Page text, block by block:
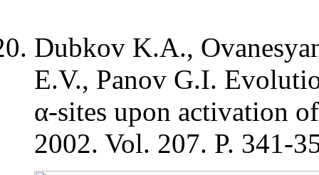
Dubkov K.A.,
E.V., Panov G.I.
α-sites upon activation
2002. Vol. 207. P. 341-